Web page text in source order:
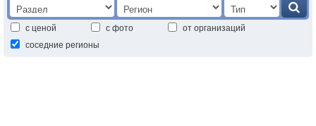
с ценой с фото
от организаций
соседние регионы